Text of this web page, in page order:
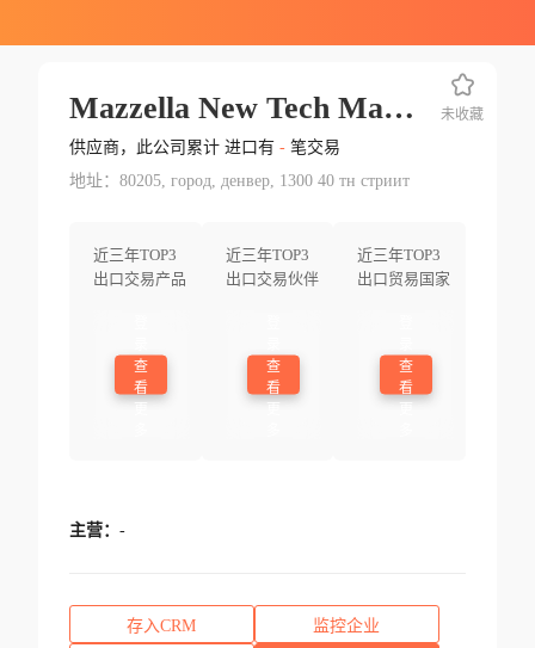
Mazzella New Tech Machinery Corp.
供应商，此公司累计 进口有 -笔交易
地址：80205, город, денвер, 1300 40 тн стриит
近三年TOP3
出口交易产品
查
看
近三年TOP3
出口交易伙伴
查
看
近三年TOP3
出口贸易国家
查
看
未收藏
主营： -
存入CRM 监控企业